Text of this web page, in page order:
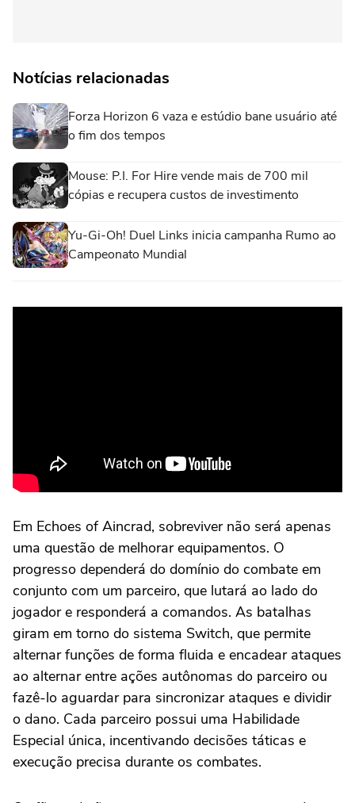
Notícias relacionadas
Forza Horizon 6 vaza e estúdio bane usuário até
o fim dos tempos
Mouse: P.I. For Hire vende mais de 700 mil
cópias e recupera custos de investimento
Yu-Gi-Oh! Duel Links inicia campanha Rumo ao
Campeonato Mundial
Em Echoes of Aincrad, sobreviver não será apenas
uma questão de melhorar equipamentos. O
progresso dependerá do domínio do combate em
conjunto com um parceiro, que lutará ao lado do
jogador e responderá a comandos. As batalhas
giram em torno do sistema Switch, que permite
alternar funções de forma fluida e encadear ataques
ao alternar entre ações autônomas do parceiro ou
fazê-lo aguardar para sincronizar ataques e dividir
o dano. Cada parceiro possui uma Habilidade
Especial única, incentivando decisões táticas e
execução precisa durante os combates.